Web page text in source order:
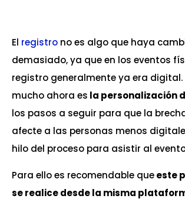
El registro no es algo que haya
demasiado, ya que en los eventos
registro generalmente ya era digital.
mucho ahora es la personalización
los pasos a seguir para que la
afecte a las personas menos
hilo del proceso para asistir al
Para ello es recomendable queeste
se realice desde la misma